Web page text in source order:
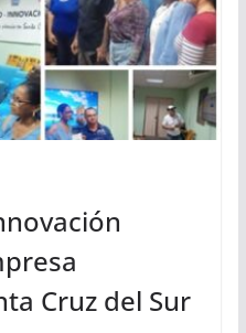
Cruz del Sur